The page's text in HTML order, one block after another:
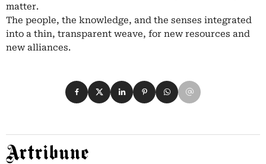
matter.
The people, the knowledge, and the senses integrated
into a thin, transparent weave, for new resources and
new alliances.
Condividi su Facebook
Condividi su X
Condividi su LinkedIn
Condividi su Pinterest
Condividi su WhatsApp
Condividi su Email
Artribune